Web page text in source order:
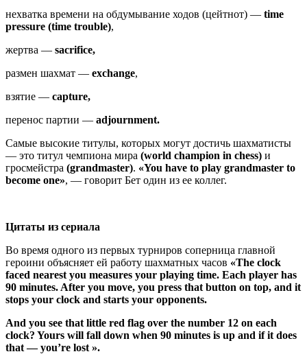
нехватка времени на обдумывание ходов (цейтнот) — time
pressure (time trouble),
жертва — sacrifice,
размен шахмат — exchange,
взятие — capture,
перенос партии — adjournment.
Самые высокие титулы, которых могут достичь шахматисты
— это титул чемпиона мира (world champion in chess) и
гросмейстра (grandmaster). «You have to play grandmaster to
become one», — говорит Бет один из ее коллег.
Цитаты из сериала
Во время одного из первых турниров соперница главной
героини объясняет ей работу шахматных часов «The clock
faced nearest you measures your playing time. Each player has
90 minutes. After you move, you press that button on top, and it
stops your clock and starts your opponents.
And you see that little red flag over the number 12 on each
clock? Yours will fall down when 90 minutes is up and if it does
that — you’re lost ».